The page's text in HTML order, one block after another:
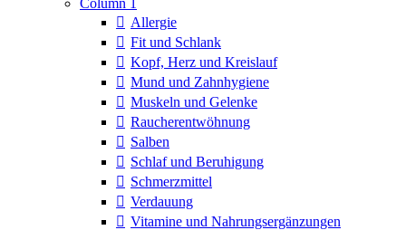
Column 1
Allergie
Fit und Schlank
Kopf, Herz und Kreislauf
Mund und Zahnhygiene
Muskeln und Gelenke
Raucherentwöhnung
Salben
Schlaf und Beruhigung
Schmerzmittel
Verdauung
Vitamine und Nahrungsergänzungen